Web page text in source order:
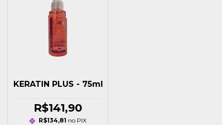
KERATIN PLUS - 75ml
R$141,90
R$134,81 no PIX